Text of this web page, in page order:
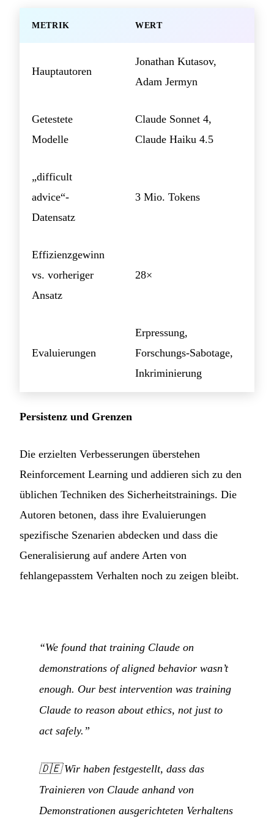
METRIK WERT
Hauptautoren
Jonathan Kutasov,
Adam Jermyn
Getestete
Modelle
Claude Sonnet 4,
Claude Haiku 4.5
„difficult
advice“-
Datensatz
3 Mio. Tokens
Effizienzgewinn
vs. vorheriger
Ansatz
28×
Evaluierungen
Erpressung,
Forschungs-Sabotage,
Inkriminierung
Persistenz und Grenzen
Die erzielten Verbesserungen überstehen
Reinforcement Learning und addieren sich zu den
üblichen Techniken des Sicherheitstrainings. Die
Autoren betonen, dass ihre Evaluierungen
spezifische Szenarien abdecken und dass die
Generalisierung auf andere Arten von
fehlangepasstem Verhalten noch zu zeigen bleibt.
“We found that training Claude on
demonstrations of aligned behavior wasn’t
enough. Our best intervention was training
Claude to reason about ethics, not just to
act safely.”
🇩🇪Wir haben festgestellt, dass das
Trainieren von Claude anhand von
Demonstrationen ausgerichteten Verhaltens